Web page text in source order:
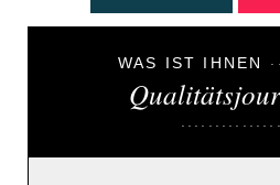
WAS IST IHNEN